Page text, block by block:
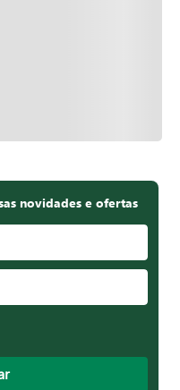
novidades e ofertas